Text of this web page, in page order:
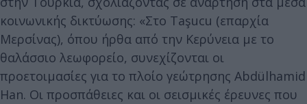
κοινωνικής δικτύωσης: «Στο Taşucu (επαρχία
Μερσίνας), όπου ήρθα από την Κερύνεια με το
θαλάσσιο λεωφορείο, συνεχίζονται οι
προετοιμασίες για το πλοίο γεώτρησης Abdülhamid
Han. Οι προσπάθειες και οι σεισμικές έρευνες που